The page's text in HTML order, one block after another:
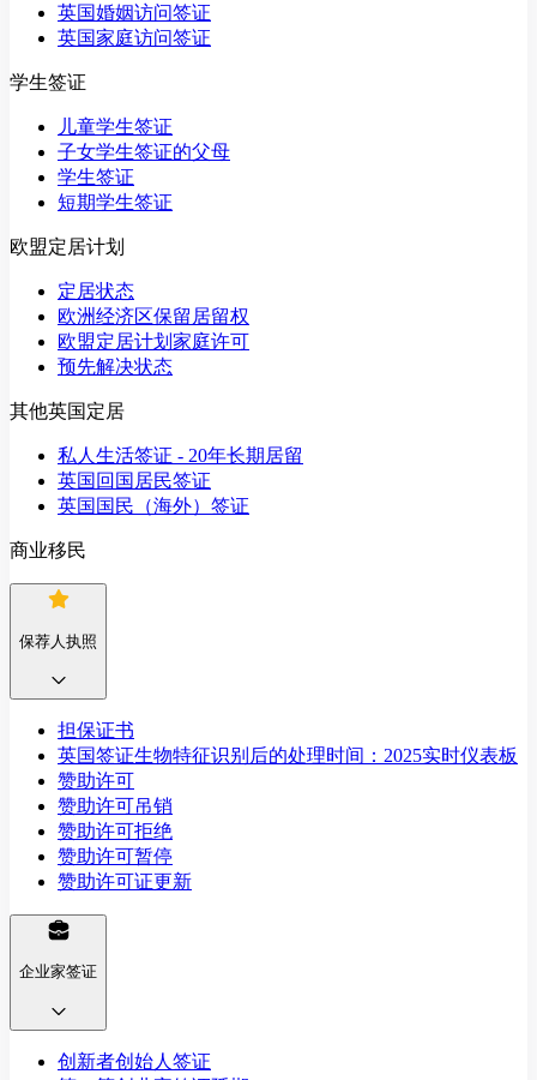
英国婚姻访问签证
英国家庭访问签证
学生签证
儿童学生签证
子女学生签证的父母
学生签证
短期学生签证
欧盟定居计划
定居状态
欧洲经济区保留居留权
欧盟定居计划家庭许可
预先解决状态
其他英国定居
私人生活签证 - 20年长期居留
英国回国居民签证
英国国民（海外）签证
商业移民
保荐人执照
担保证书
英国签证生物特征识别后的处理时间：2025实时仪表板
赞助许可
赞助许可吊销
赞助许可拒绝
赞助许可暂停
赞助许可证更新
企业家签证
创新者创始人签证